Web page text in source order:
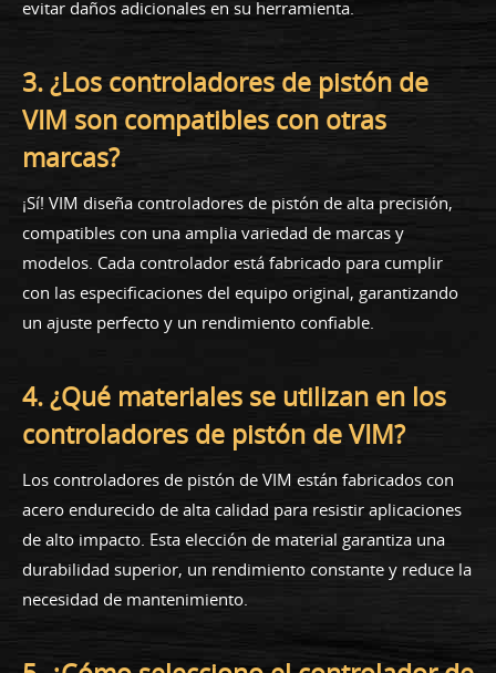
evitar daños adicionales en su herramienta.
3. ¿Los controladores de pistón de
VIM son compatibles con otras
marcas?
¡Sí! VIM diseña controladores de pistón de alta precisión,
compatibles con una amplia variedad de marcas y
modelos. Cada controlador está fabricado para cumplir
con las especificaciones del equipo original, garantizando
un ajuste perfecto y un rendimiento confiable.
4. ¿Qué materiales se utilizan en los
controladores de pistón de VIM?
Los controladores de pistón de VIM están fabricados con
acero endurecido de alta calidad para resistir aplicaciones
de alto impacto. Esta elección de material garantiza una
durabilidad superior, un rendimiento constante y reduce la
necesidad de mantenimiento.